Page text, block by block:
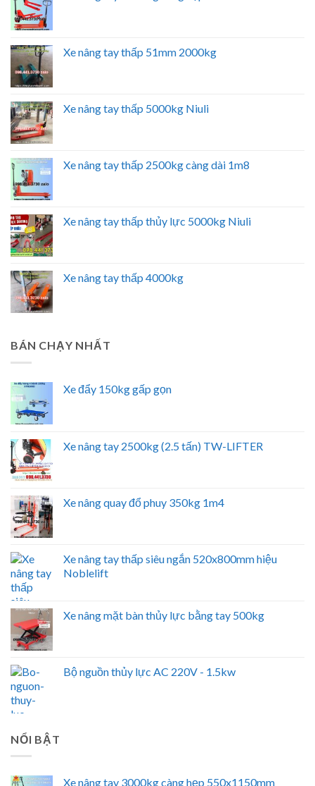
Xe nâng tay thấp 51mm 2000kg
Xe nâng tay thấp 5000kg Niuli
Xe nâng tay thấp 2500kg càng dài 1m8
Xe nâng tay thấp thủy lực 5000kg Niuli
Xe nâng tay thấp 4000kg
BÁN CHẠY NHẤT
Xe đẩy 150kg gấp gọn
Xe nâng tay 2500kg (2.5 tấn) TW-LIFTER
Xe nâng quay đổ phuy 350kg 1m4
Xe nâng tay thấp siêu ngắn 520x800mm hiệu
Noblelift
Xe nâng mặt bàn thủy lực bằng tay 500kg
Bộ nguồn thủy lực AC 220V - 1.5kw
NỔI BẬT
Xe nâng tay 3000kg càng hẹp 550x1150mm